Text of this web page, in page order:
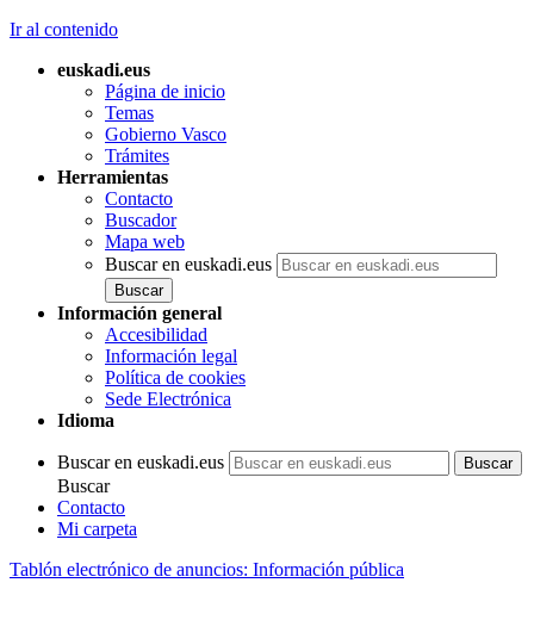
Ir al contenido
euskadi.eus
Página de inicio
Temas
Gobierno Vasco
Trámites
Herramientas
Contacto
Buscador
Mapa web
Buscar en euskadi.eus
Información general
Accesibilidad
Información legal
Política de cookies
Sede Electrónica
Idioma
Buscar en euskadi.eus
Buscar
Contacto
Mi carpeta
Tablón electrónico de anuncios: Información pública